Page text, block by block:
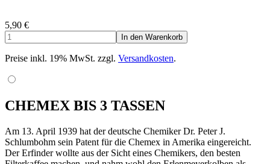
5,90 €
Preise inkl. 19% MwSt. zzgl. Versandkosten.
CHEMEX BIS 3 TASSEN
Am 13. April 1939 hat der deutsche Chemiker Dr. Peter J.
Schlumbohm sein Patent für die Chemex in Amerika eingereicht.
Der Erfinder wollte aus der Sicht eines Chemikers, den besten